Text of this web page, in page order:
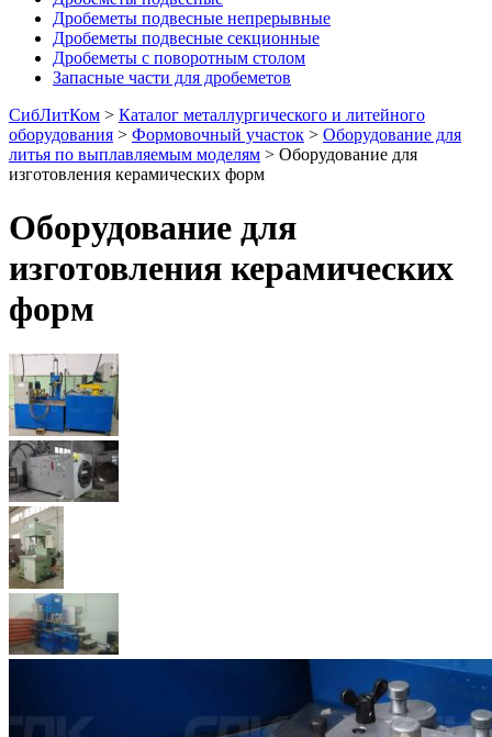
Дробеметы подвесные непрерывные
Дробеметы подвесные секционные
Дробеметы с поворотным столом
Запасные части для дробеметов
СибЛитКом > Каталог металлургического и литейного
оборудования > Формовочный участок > Оборудование для
литья по выплавляемым моделям > Оборудование для
изготовления керамических форм
Оборудование для
изготовления керамических
форм